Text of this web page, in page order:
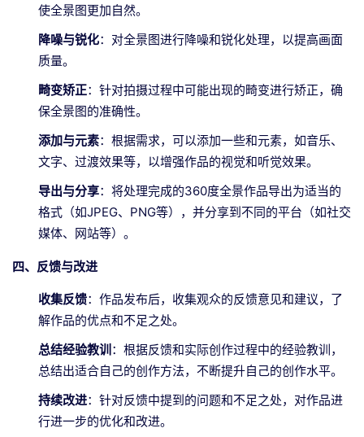
使全景图更加自然。
降噪与锐化：对全景图进行降噪和锐化处理，以提高画面
质量。
畸变矫正：针对拍摄过程中可能出现的畸变进行矫正，确
保全景图的准确性。
添加与元素：根据需求，可以添加一些和元素，如音乐、
文字、过渡效果等，以增强作品的视觉和听觉效果。
导出与分享：将处理完成的360度全景作品导出为适当的
格式（如JPEG、PNG等），并分享到不同的平台（如社交
媒体、网站等）。
四、反馈与改进
收集反馈：作品发布后，收集观众的反馈意见和建议，了
解作品的优点和不足之处。
总结经验教训 ：根据反馈和实际创作过程中的经验教训，
总结出适合自己的创作方法，不断提升自己的创作水平。
持续改进：针对反馈中提到的问题和不足之处，对作品进
行进一步的优化和改进。